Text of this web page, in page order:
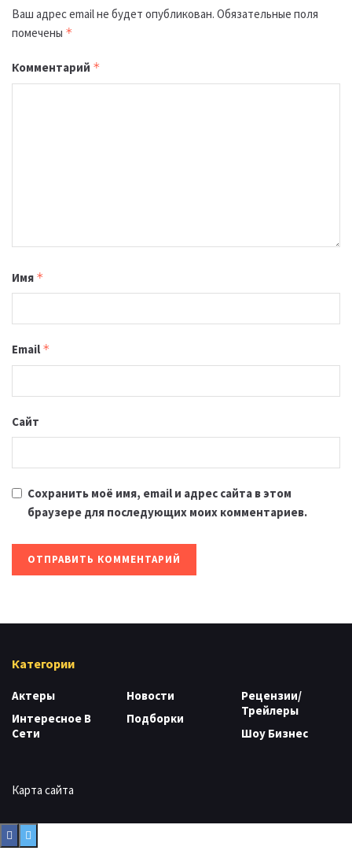
Ваш адрес email не будет опубликован. Обязательные поля
помечены *
Комментарий *
Имя *
Email *
Сайт
Сохранить моё имя, email и адрес сайта в этом
браузере для последующих моих комментариев.
Категории
Актеры
Интересное В
Сети
Новости
Подборки
Рецензии/
Трейлеры
Шоу Бизнес
Карта сайта